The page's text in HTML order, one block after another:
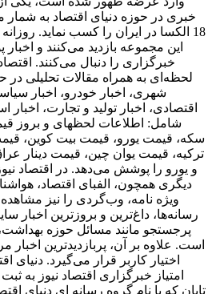
خبری در حوزه دنیای اقتصاد به
18 الکسا در ایران را کسب نماید.
این مجموعه بازدید می‌کنند و
خبرگزاری را دنبال می‌کنند.
لحظه‌ای به همراه مقالات تحلیلی
شهری، اخبار خودرو، اخبار
اقتصادی، اخبار تولید و تجارت، اخبار
شامل: اطلاعات لحظهای و بروز
سکه، قیمت یورو، قیمت بیت کوین،
ترکیه، قیمت یوان چین، قیمت دینار
و یورو را پوشش می‌دهد. در اقتصاد
دیگری همچون، الفبای اقتصاد،
ویژه نامه، وب‌گردی را نیز مشاهده
رسانه‌ها، داغ‌ترین و بروزترین اخبار
پرجستجو مانند مسائل حوزه
است. علاوه بر آن، پربازدیدترین اخبار
اختیار کاربر قرار می‌گیرد. دنیای
امتیاز خبرگزاری اقتصاد نیوز به
تابان که با نام گروه رسانه ای دنیای